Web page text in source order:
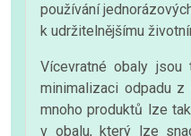
používání
k udržitelnějšímu
Vícevratné obaly jsou
minimalizaci odpadu z
mnoho produktů lze
v obalu, který lze